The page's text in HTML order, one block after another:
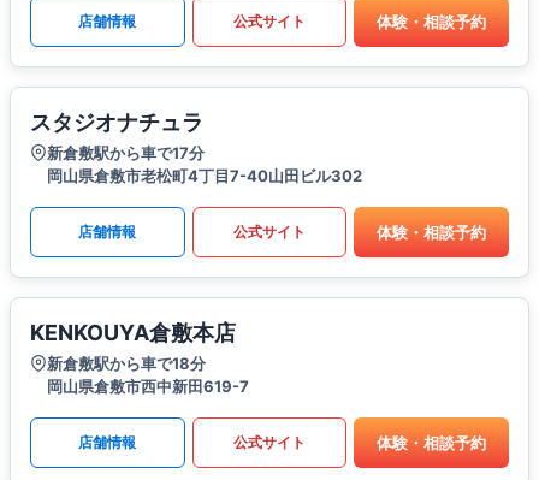
店舗情報 公式サイト 体験・相談予約
スタジオナチュラ
新倉敷駅から車で17分
岡山県倉敷市老松町4丁目7-40山田ビル302
店舗情報 公式サイト 体験・相談予約
KENKOUYA倉敷本店
新倉敷駅から車で18分
岡山県倉敷市西中新田619-7
店舗情報 公式サイト 体験・相談予約